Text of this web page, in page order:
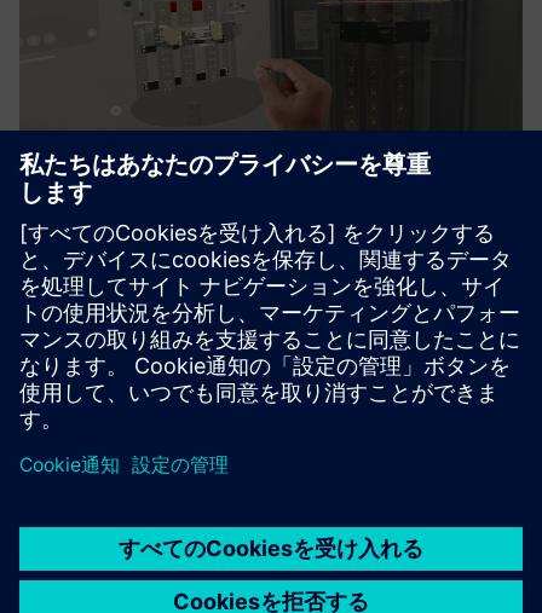
Digital Work Instructions (Training
& Field enablement)
BILT leverages 3D assets from Siemens Teamcenter or NX
to create 3D, interactive work instructions for field users
(install, maintain, etc.)
詳細情報